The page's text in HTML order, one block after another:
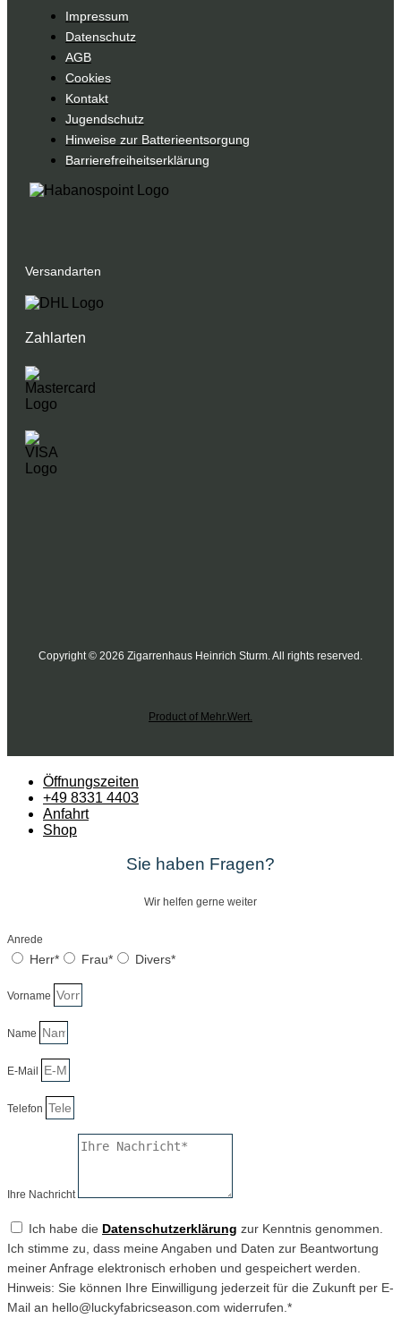
Impressum
Datenschutz
AGB
Cookies
Kontakt
Jugendschutz
Hinweise zur Batterieentsorgung
Barrierefreiheitserklärung
Versandarten
Zahlarten
Copyright © 2026 Zigarrenhaus Heinrich Sturm. All rights reserved.
Product of Mehr.Wert.
Öffnungszeiten
+49 8331 4403
Anfahrt
Shop
Sie haben Fragen?
Wir helfen gerne weiter
Anrede
Herr* Frau* Divers*
Vorname
Name
E-Mail
Telefon
Ihre Nachricht
Ich habe die Datenschutzerklärung zur Kenntnis genommen.
Ich stimme zu, dass meine Angaben und Daten zur Beantwortung
meiner Anfrage elektronisch erhoben und gespeichert werden.
Hinweis: Sie können Ihre Einwilligung jederzeit für die Zukunft per E-
Mail an hello@luckyfabricseason.com widerrufen.*